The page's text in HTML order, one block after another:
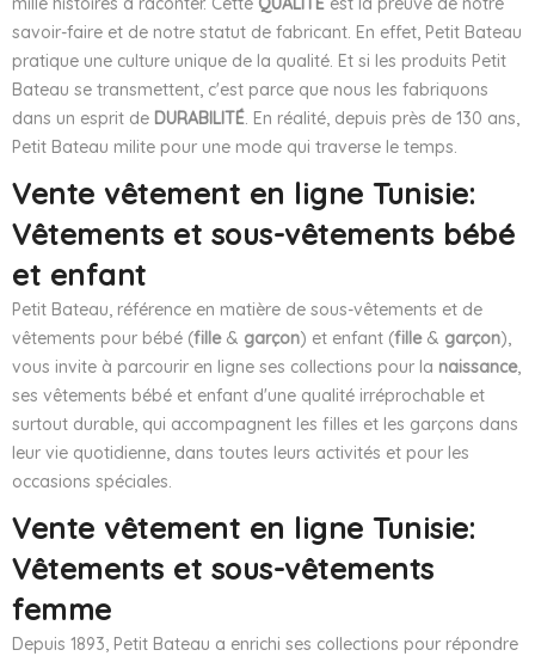
savoir-faire et de notre statut de fabricant. En effet, Petit Bateau
pratique une culture unique de la qualité. Et si les produits Petit
Bateau se transmettent, c'est parce que nous les fabriquons
dans un esprit de DURABILITÉ. En réalité, depuis près de 130 ans,
Petit Bateau milite pour une mode qui traverse le temps.
Vente vêtement en ligne Tunisie:
Vêtements et sous-vêtements bébé
et enfant
Petit Bateau, référence en matière de sous-vêtements et de
vêtements pour bébé (fille& garçon) et enfant (fille& garçon),
vous invite à parcourir en ligne ses collections pour la naissance,
ses vêtements bébé et enfant d'une qualité irréprochable et
surtout durable, qui accompagnent les filles et les garçons dans
leur vie quotidienne, dans toutes leurs activités et pour les
occasions spéciales.
Vente vêtement en ligne Tunisie:
Vêtements et sous-vêtements
femme
Depuis 1893, Petit Bateau a enrichi ses collections pour répondre